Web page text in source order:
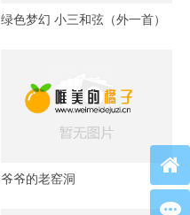
绿色梦幻 小三和弦（外一首）
爷爷的老窑洞